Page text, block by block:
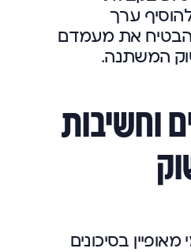
ערך
את מעמדם
המשתנה.
וחשיבות
בסיכונים